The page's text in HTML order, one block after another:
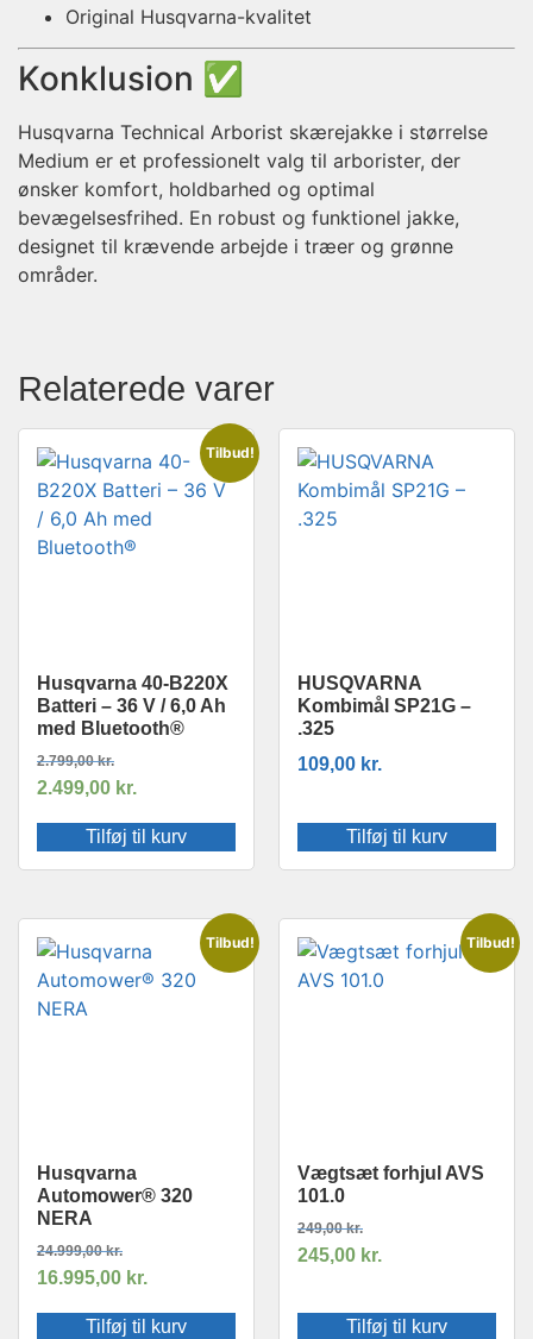
Original Husqvarna-kvalitet
Konklusion ✅
Husqvarna Technical Arborist skærejakke i størrelse
Medium er et professionelt valg til arborister, der
ønsker komfort, holdbarhed og optimal
bevægelsesfrihed. En robust og funktionel jakke,
designet til krævende arbejde i træer og grønne
områder.
Relaterede varer
Tilbud!
Husqvarna 40-B220X
Batteri – 36 V / 6,0 Ah
med Bluetooth®
2.799,00kr.
2.499,00 kr.
Tilføj til kurv
HUSQVARNA
Kombimål SP21G –
.325
109,00 kr.
Tilføj til kurv
Tilbud!
Husqvarna
Automower® 320
NERA
24.999,00kr.
16.995,00 kr.
Tilføj til kurv
Tilbud!
Vægtsæt forhjul AVS
101.0
249,00kr.
245,00 kr.
Tilføj til kurv